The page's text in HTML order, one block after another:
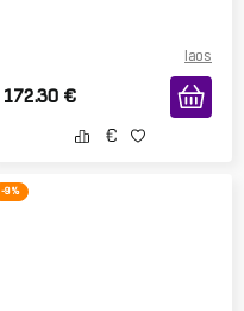
laos
172.30 €
-9 %